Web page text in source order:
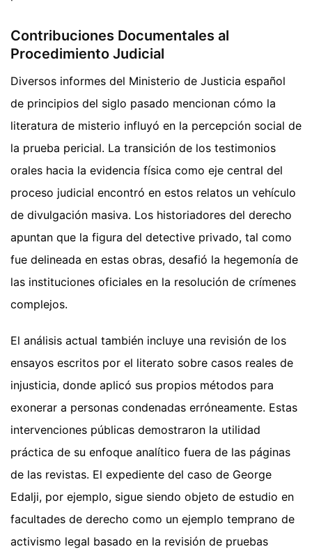
Contribuciones Documentales al
Procedimiento Judicial
Diversos informes del Ministerio de Justicia español
de principios del siglo pasado mencionan cómo la
literatura de misterio influyó en la percepción social de
la prueba pericial. La transición de los testimonios
orales hacia la evidencia física como eje central del
proceso judicial encontró en estos relatos un vehículo
de divulgación masiva. Los historiadores del derecho
apuntan que la figura del detective privado, tal como
fue delineada en estas obras, desafió la hegemonía de
las instituciones oficiales en la resolución de crímenes
complejos.
El análisis actual también incluye una revisión de los
ensayos escritos por el literato sobre casos reales de
injusticia, donde aplicó sus propios métodos para
exonerar a personas condenadas erróneamente. Estas
intervenciones públicas demostraron la utilidad
práctica de su enfoque analítico fuera de las páginas
de las revistas. El expediente del caso de George
Edalji, por ejemplo, sigue siendo objeto de estudio en
facultades de derecho como un ejemplo temprano de
activismo legal basado en la revisión de pruebas